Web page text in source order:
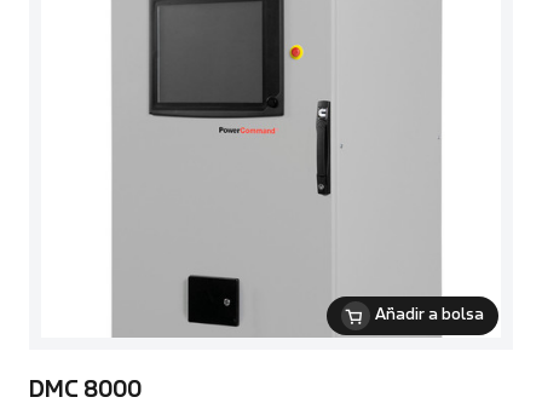
Añadir a bolsa
DMC 8000